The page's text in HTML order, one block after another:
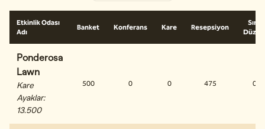
Etkinlik Odası
Adı
Banket Konferans Kare Resepsiyon
Sınıf
Ponderosa
Lawn
Kare
Ayaklar:
13.500
500 0 0 475 0